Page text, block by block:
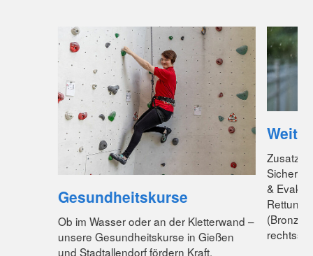
Gesundheitskurse
Ob im Wasser oder an der Kletterwand –
unsere Gesundheitskurse in Gießen
und Stadtallendorf fördern Kraft,
&
(Bronze/